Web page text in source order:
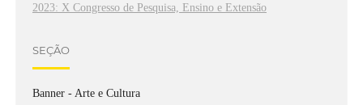
2023: X Congresso de Pesquisa, Ensino e Extensão
SEÇÃO
Banner - Arte e Cultura